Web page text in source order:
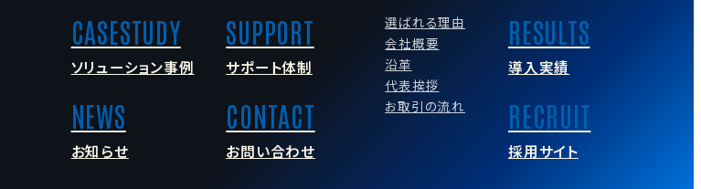
ソリューション事例 サポート体制
選ばれる理由
会社概要
沿革
代表挨拶
お取引の流れ
導入実績
お知らせ お問い合わせ 採用サイト